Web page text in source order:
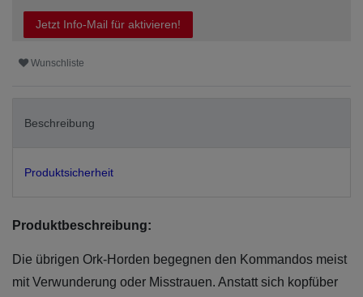
Jetzt Info-Mail für aktivieren!
Wunschliste
Beschreibung
Produktsicherheit
Produktbeschreibung:
Die übrigen Ork-Horden begegnen den Kommandos meist
mit Verwunderung oder Misstrauen. Anstatt sich kopfüber